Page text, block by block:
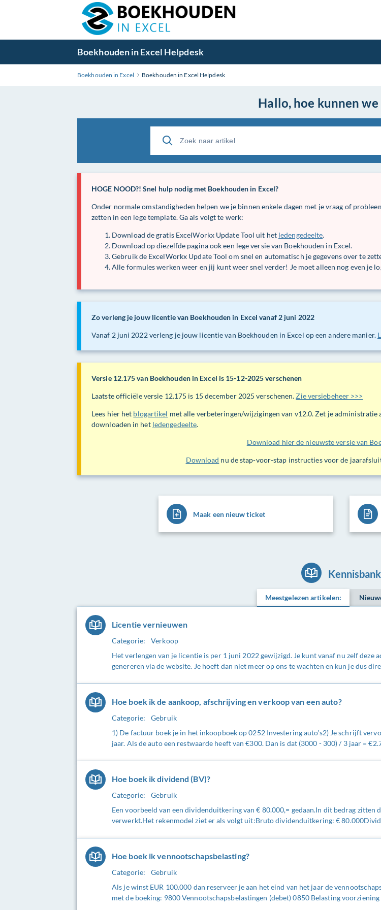
Boekhouden in Excel Helpdesk
Boekhouden in Excel Boekhouden in Excel Helpdesk
Hallo, hoe kunnen we
HOGE NOOD?! Snel hulp nodig met Boekhouden in Excel?
Onder normale omstandigheden helpen we je binnen enkele dagen met je vraag of
zetten in een lege template. Ga als volgt te werk:
Download de gratis ExcelWorkx Update Tool uit het ledengedeelte.
Download op diezelfde pagina ook een lege versie van Boekhouden in Excel.
Gebruik de ExcelWorkx Update Tool om snel en automatisch je gegevens over te
Alle formules werken weer en jij kunt weer snel verder! Je moet alleen nog even je
Zo verleng je jouw licentie van Boekhouden in Excel vanaf 2 juni 2022
Vanaf 2 juni 2022 verleng je jouw licentie van Boekhouden in Excel op een andere manier.
Versie 12.175 van Boekhouden in Excel is 15-12-2025 verschenen
Laatste officiële versie 12.175 is 15 december 2025 verschenen.Zie versiebeheer >>>
Lees hier het blogartikel met alle verbeteringen/wijzigingen van v12.0. Zet je
downloaden in het ledengedeelte.
Download hier de nieuwste versie van
Download nu de stap-voor-stap instructies voor de
Maak een nieuw ticket
Kennisbank
Meestgelezen artikelen:
Licentie vernieuwen
Categorie:
Verkoop
Het verlengen van je licentie is per 1 juni 2022 gewijzigd. Je kunt vanaf nu zelf deze
genereren via de website. Je hoeft dan niet meer op ons te wachten en kun je dus
Hoe boek ik de aankoop, afschrijving en verkoop van een auto?
Categorie:
Gebruik
1) De factuur boek je in het inkoopboek op 0252 Investering auto's2) Je schrijft
jaar. Als de auto een restwaarde heeft van €300. Dan is dat (3000 - 300) / 3 jaar =
Hoe boek ik dividend (BV)?
Categorie:
Gebruik
Een voorbeeld van een dividenduitkering van € 80.000,= gedaan.In dit bedrag zitten
verwerkt.Het rekenmodel ziet er als volgt uit:Bruto dividenduitkering: €
Hoe boek ik vennootschapsbelasting?
Categorie:
Gebruik
Als je winst EUR 100.000 dan reserveer je aan het eind van het jaar de
met de boeking: 9800 Vennootschapsbelastingen (debet) 0850 Belasting